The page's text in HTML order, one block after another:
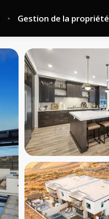
Gestion de la propriété